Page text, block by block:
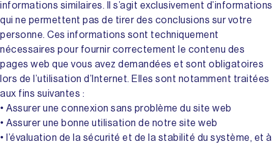
informations similaires. Il s’agit exclusivement d’informations
qui ne permettent pas de tirer des conclusions sur votre
personne. Ces informations sont techniquement
nécessaires pour fournir correctement le contenu des
pages web que vous avez demandées et sont obligatoires
lors de l’utilisation d’Internet. Elles sont notamment traitées
aux fins suivantes :
• Assurer une connexion sans problème du site web
• Assurer une bonne utilisation de notre site web
• l’évaluation de la sécurité et de la stabilité du système, et à